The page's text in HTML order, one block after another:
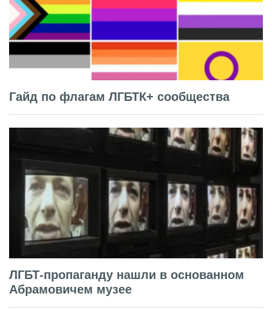
Гайд по флагам ЛГБТК+ сообщества
ЛГБТ-пропаганду нашли в основанном
Абрамовичем музее